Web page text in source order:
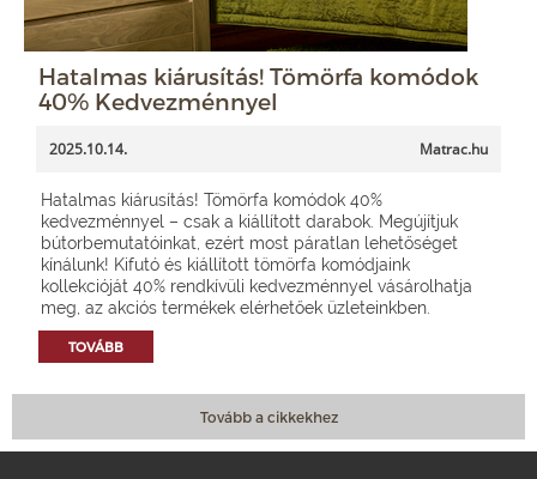
Hatalmas kiárusítás! Tömörfa komódok
40% Kedvezménnyel
2025.10.14. Matrac.hu
Hatalmas kiárusítás! Tömörfa komódok 40%
kedvezménnyel – csak a kiállított darabok. Megújítjuk
bútorbemutatóinkat, ezért most páratlan lehetőséget
kínálunk! Kifutó és kiállított tömörfa komódjaink
kollekcióját 40% rendkívüli kedvezménnyel vásárolhatja
meg, az akciós termékek elérhetőek üzleteinkben.
TOVÁBB
Tovább a cikkekhez